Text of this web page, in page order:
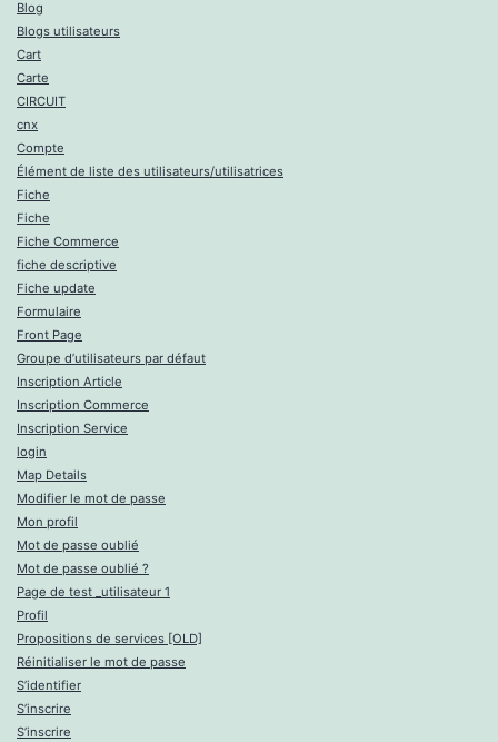
Blog
Blogs utilisateurs
Cart
Carte
CIRCUIT
cnx
Compte
Élément de liste des utilisateurs/utilisatrices
Fiche
Fiche
Fiche Commerce
fiche descriptive
Fiche update
Formulaire
Front Page
Groupe d’utilisateurs par défaut
Inscription Article
Inscription Commerce
Inscription Service
login
Map Details
Modifier le mot de passe
Mon profil
Mot de passe oublié
Mot de passe oublié ?
Page de test _utilisateur 1
Profil
Propositions de services [OLD]
Réinitialiser le mot de passe
S’identifier
S’inscrire
S’inscrire